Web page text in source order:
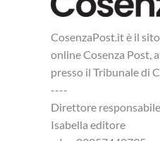
CosenzaPost.it è il
online Cosenza Post,
presso il Tribunale di
----
Direttore
Isabella editore